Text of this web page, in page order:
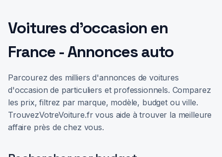
Voitures d'occasion en
France - Annonces auto
Parcourez des milliers d'annonces de voitures
d'occasion de particuliers et professionnels. Comparez
les prix, filtrez par marque, modèle, budget ou ville.
TrouvezVotreVoiture.fr vous aide à trouver la meilleure
affaire près de chez vous.